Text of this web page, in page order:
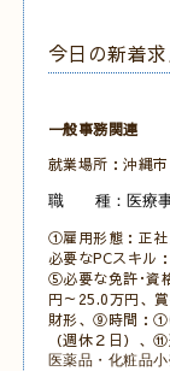
今日の新着求
一般事務関連
就業場所：沖縄市
職 種：医療
①雇用形態：正
必要なPCスキル
⑤必要な免許･資
円～25.0万円、
財形、⑨時間：
（週休２日）、
医薬品・化粧品